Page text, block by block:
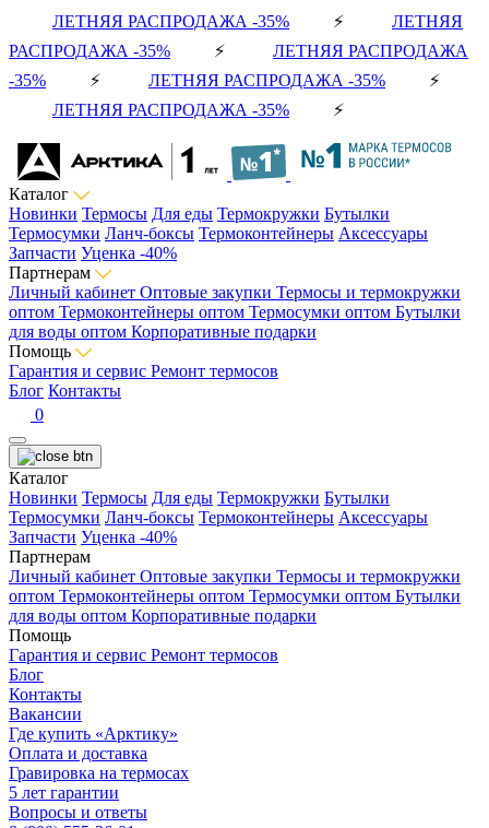
ЛЕТНЯЯ РАСПРОДАЖА -35% ⚡ ЛЕТНЯЯ
РАСПРОДАЖА -35% ⚡ ЛЕТНЯЯ РАСПРОДАЖА
-35% ⚡ ЛЕТНЯЯ РАСПРОДАЖА -35% ⚡
ЛЕТНЯЯ РАСПРОДАЖА -35% ⚡
Каталог
Новинки Термосы Для еды Термокружки Бутылки
Термосумки Ланч-боксы Термоконтейнеры Аксессуары
Запчасти Уценка -40%
Партнерам
Личный кабинет Оптовые закупки Термосы и термокружки
оптом Термоконтейнеры оптом Термосумки оптом Бутылки
для воды оптом Корпоративные подарки
Помощь
Гарантия и сервис Ремонт термосов
Блог Контакты
0
Каталог
Новинки Термосы Для еды Термокружки Бутылки
Термосумки Ланч-боксы Термоконтейнеры Аксессуары
Запчасти Уценка -40%
Партнерам
Личный кабинет Оптовые закупки Термосы и термокружки
оптом Термоконтейнеры оптом Термосумки оптом Бутылки
для воды оптом Корпоративные подарки
Помощь
Гарантия и сервис Ремонт термосов
Блог
Контакты
Вакансии
Где купить «Арктику»
Оплата и доставка
Гравировка на термосах
5 лет гарантии
Вопросы и ответы